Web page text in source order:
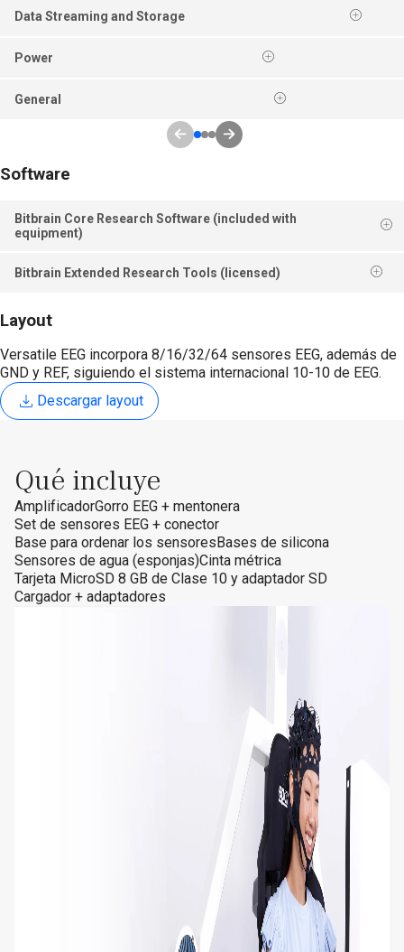
Data Streaming and Storage
Power
General
Software
Bitbrain Core Research Software (included with
equipment)
Bitbrain Extended Research Tools (licensed)
Layout
Versatile EEG incorpora 8/16/32/64 sensores EEG, además de
GND y REF, siguiendo el sistema internacional 10-10 de EEG.
Descargar layout
Qué incluye
AmplificadorGorro EEG + mentonera
Set de sensores EEG + conector
Base para ordenar los sensores Bases de silicona
Sensores de agua (esponjas)Cinta métrica
Tarjeta MicroSD 8 GB de Clase 10 y adaptador SD
Cargador + adaptadores